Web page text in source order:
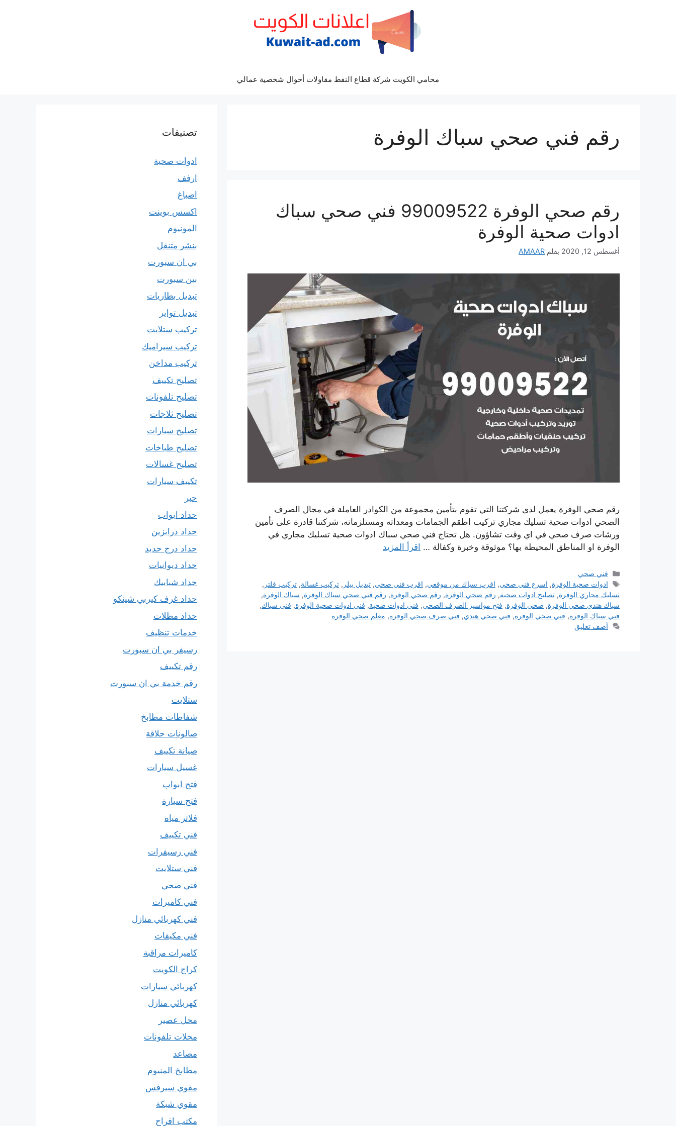
محامي الكويت شركة قطاع النفط مقاولات أحوال شخصية عمالي
رقم فني صحي سباك الوفرة
رقم صحي الوفرة 99009522 فني صحي سباك
ادوات صحية الوفرة
أغسطس 12, 2020 بقلم AMAAR
رقم صحي الوفرة يعمل لدى شركتنا التي تقوم بتأمين مجموعة من الكوادر العاملة في مجال الصرف
الصحي ادوات صحية تسليك مجاري تركيب اطقم الجمامات ومعداته ومستلزماته، شركتنا قادرة على تأمين
ورشات صرف صحي في اي وقت تشاؤون. هل تحتاج فني صحي سباك ادوات صحية تسليك مجاري في
الوفرة او المناطق المحيطة بها؟ موثوقة وخبرة وكفالة … اقرأ المزيد
التصنيفات
فني صحي
الوسوم
ادوات صحية الوفرة, اسرع فني صحي, اقرب سباك من موقعي, اقرب فني صحي,تبديل بيلر ,تركيب غسالة,تركيب فلتر ,
تسليك مجاري الوفرة, تصليح ادوات صحية, رقم صحي الوفرة, رقم صحي الوفرة, رقم فني صحي سباك الوفرة, سباك الوفرة,
سباك هندي صحي الوفرة, صحي الوفرة, فتح مواسير الصرف الصحي, فني ادوات صحية, فني ادوات صحية الوفرة, فني سباك,
فني سباك الوفرة, فني صحي الوفرة, فني صحي هندي, فني صرف صحي الوفرة, معلم صحي الوفرة
أضف تعليق
تصنيفات
ادوات صحية
ارفف
اصباغ
اكسس بوينت
المونيوم
بنشر متنقل
بي ان سبورت
بين سبورت
تبديل بطاريات
تبديل تواير
تركيب ستلايت
تركيب سيراميك
تركيب مداخن
تصليح تكييف
تصليح تلفونات
تصليح ثلاجات
تصليح سيارات
تصليح طباخات
تصليح غسالات
تكييف سيارات
حبر
حداد ابواب
حداد درابزين
حداد درج حديد
حداد ديوانيات
حداد شبابيك
حداد غرف كيربي شينكو
حداد مظلات
خدمات تنظيف
رسيفر بي ان سبورت
رقم تكييف
رقم خدمة بي ان سبورت
ستلايت
شفاطات مطابخ
صالونات حلاقة
صيانة تكييف
غسيل سيارات
فتح ابواب
فتح سيارة
فلاتر مياه
فني تكييف
فني رسيفرات
فني ستلايت
فني صحي
فني كاميرات
فني كهربائي منازل
فني مكيفات
كاميرات مراقبة
كراج الكويت
كهربائي سيارات
كهربائي منازل
محل عصير
محلات تلفونات
مصاعد
مطابخ المنيوم
مقوي سيرفس
مقوي شبكة
مكتب افراح